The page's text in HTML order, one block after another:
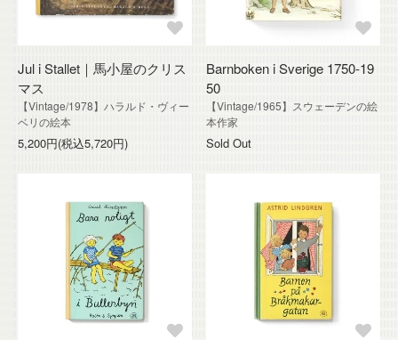
Jul i Stallet｜馬小屋のクリス
マス
【Vintage/1978】ハラルド・ヴィー
ベリの絵本
5,200円(税込5,720円)
Barnboken i Sverige 1750-19
50
【Vintage/1965】スウェーデンの絵
本作家
Sold Out